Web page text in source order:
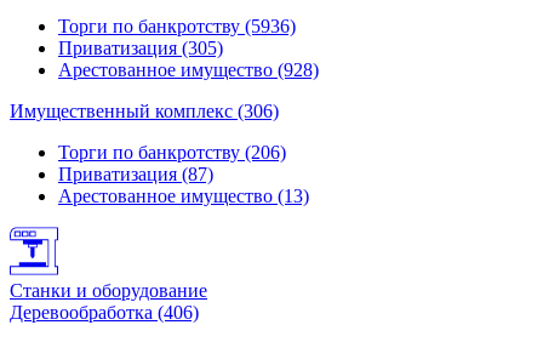
Торги по банкротству (5936)
Приватизация (305)
Арестованное имущество (928)
Имущественный комплекс (306)
Торги по банкротству (206)
Приватизация (87)
Арестованное имущество (13)
Станки и оборудование
Деревообработка (406)